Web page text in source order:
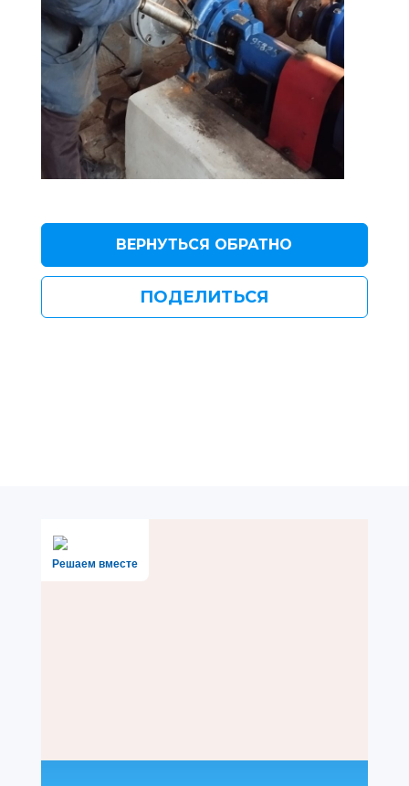
ВЕРНУТЬСЯ ОБРАТНО
ПОДЕЛИТЬСЯ
Решаем вместе